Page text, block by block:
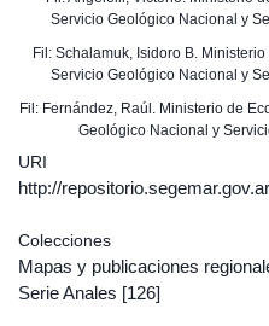
Servicio Geológico Nacional y
Fil: Schalamuk, Isidoro B.
Servicio Geológico Nacional y
Fil: Fernández, Raúl. Ministerio de
Geológico Nacional y
URI
http://
Colecciones
Mapas y publicaciones
Serie Anales [126]